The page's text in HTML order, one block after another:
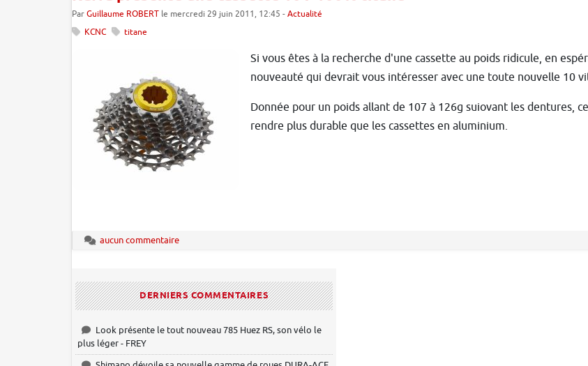
Par Guillaume ROBERT le mercredi 29 juin 2011, 12:45 - Actualité
KCNC
titane
Si vous êtes à la recherche d'une cassette au poids ridicule, en
nouveauté qui devrait vous intéresser avec une toute nouvelle 10
Donnée pour un poids allant de 107 à 126g suiovant les dentures,
rendre plus durable que les cassettes en aluminium.
aucun commentaire
DERNIERS COMMENTAIRES
Look présente le tout nouveau 785 Huez RS, son vélo le
plus léger - FREY